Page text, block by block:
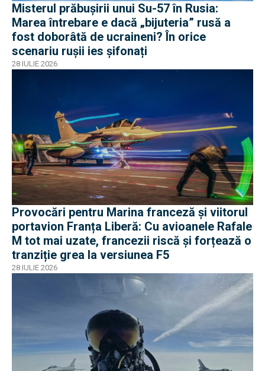
Misterul prăbușirii unui Su-57 în Rusia:
Marea întrebare e dacă „bijuteria” rusă a
fost doborâtă de ucraineni? În orice
scenariu rușii ies șifonați
28 IULIE 2026
Provocări pentru Marina franceză și viitorul
portavion Franța Liberă: Cu avioanele Rafale
M tot mai uzate, francezii riscă și forțează o
tranziție grea la versiunea F5
28 IULIE 2026